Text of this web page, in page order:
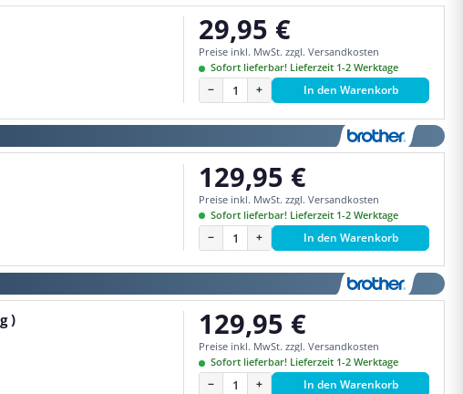
Regulärer Preis:
29,95 €
Preise inkl. MwSt. zzgl. Versandkosten
Sofort lieferbar! Lieferzeit 1-2 Werktage
− + In den Warenkorb
Regulärer Preis:
129,95 €
Preise inkl. MwSt. zzgl. Versandkosten
Sofort lieferbar! Lieferzeit 1-2 Werktage
− + In den Warenkorb
) Regulärer Preis:
129,95 €
Preise inkl. MwSt. zzgl. Versandkosten
Sofort lieferbar! Lieferzeit 1-2 Werktage
− + In den Warenkorb